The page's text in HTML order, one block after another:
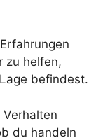
zu helfen,
befindest.
du handeln